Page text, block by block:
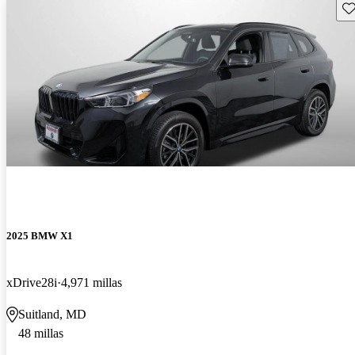
2025 BMW X1
xDrive28i 4,971 millas
Suitland, MD
48 millas